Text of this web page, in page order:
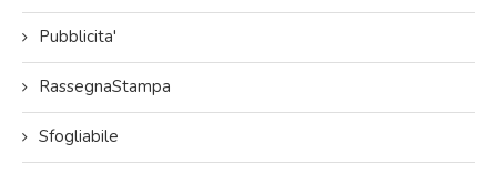
Pubblicita'
RassegnaStampa
Sfogliabile